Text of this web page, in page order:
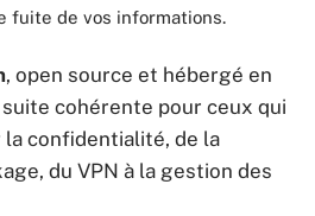
fuite de vos informations.
, open source et hébergé en
cohérente pour ceux qui
confidentialité, de la
du VPN à la gestion des